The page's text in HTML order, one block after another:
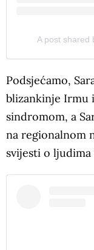
A post shared
Podsjećamo,
blizankinje Irmu
sindromom, a
na regionalnom
svijesti o